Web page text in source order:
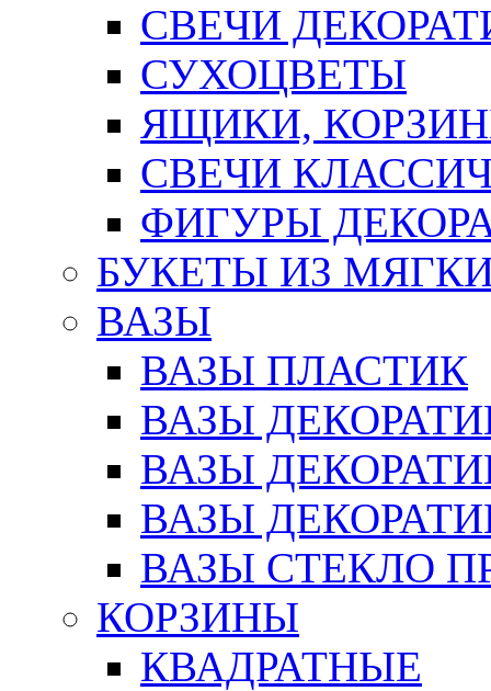
СВЕЧИ
СУХОЦВЕТЫ
ЯЩИКИ,
СВЕЧИ
ФИГУРЫ
БУКЕТЫ ИЗ
ВАЗЫ
ВАЗЫ ПЛАСТИК
ВАЗЫ
ВАЗЫ
ВАЗЫ
ВАЗЫ СТЕКЛО
КОРЗИНЫ
КВАДРАТНЫЕ